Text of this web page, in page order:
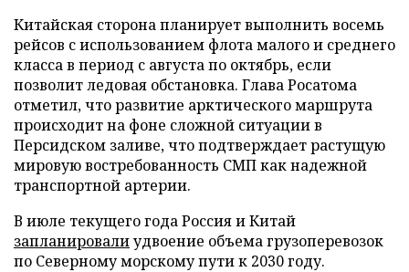
Китайская сторона планирует выполнить восемь
рейсов с использованием флота малого и среднего
класса в период с августа по октябрь, если
позволит ледовая обстановка. Глава Росатома
отметил, что развитие арктического маршрута
происходит на фоне сложной ситуации в
Персидском заливе, что подтверждает растущую
мировую востребованность СМП как надежной
транспортной артерии.
В июле текущего года Россия и Китай
запланировалиудвоение объема грузоперевозок
по Северному морскому пути к 2030 году.